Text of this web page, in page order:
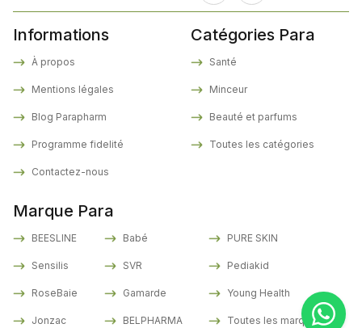
Informations
À propos
Mentions légales
Blog Parapharm
Programme fidelité
Contactez-nous
Marque Para
BEESLINE
Sensilis
RoseBaie
Jonzac
Babé
SVR
Gamarde
BELPHARMA
PURE SKIN
Pediakid
Young Health
Toutes les marques
Catégories Para
Santé
Minceur
Beauté et parfums
Toutes les catégories